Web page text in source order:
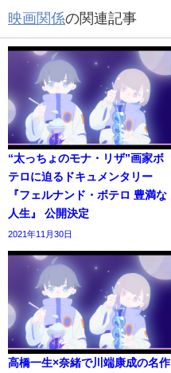
映画関係の関連記事
“太っちょのモナ・リザ”画家ボ
テロに迫るドキュメンタリー
『フェルナンド・ボテロ 豊満な
人生』 公開決定
2021年11月30日
高橋一生×奈緒で川端康成の名作